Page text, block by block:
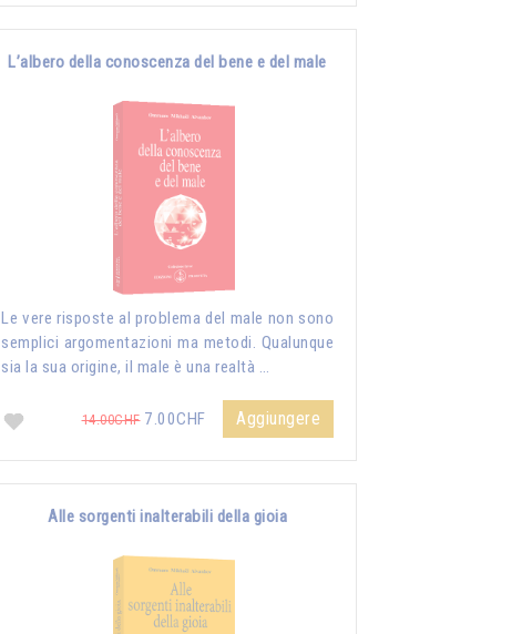
L’albero della conoscenza del bene e del male
Le vere risposte al problema del male non sono
semplici argomentazioni ma metodi. Qualunque
sia la sua origine, il male è una realtà …
14.00CHF7.00CHF Aggiungere
Alle sorgenti inalterabili della gioia